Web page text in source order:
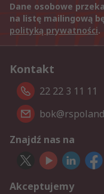
Dane osobowe
na listę mailingową
polityką prywatności.
Kontakt
22 22 3 11 11
Znajdź nas na
Akceptujemy